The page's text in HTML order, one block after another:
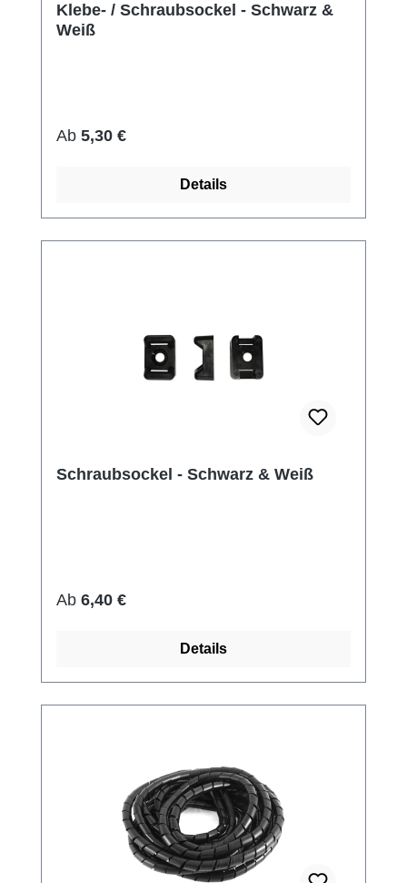
Klebe- / Schraubsockel - Schwarz &
Weiß
Regulärer Preis:
Ab 5,30 €
Details
Schraubsockel - Schwarz & Weiß
Regulärer Preis:
Ab 6,40 €
Details